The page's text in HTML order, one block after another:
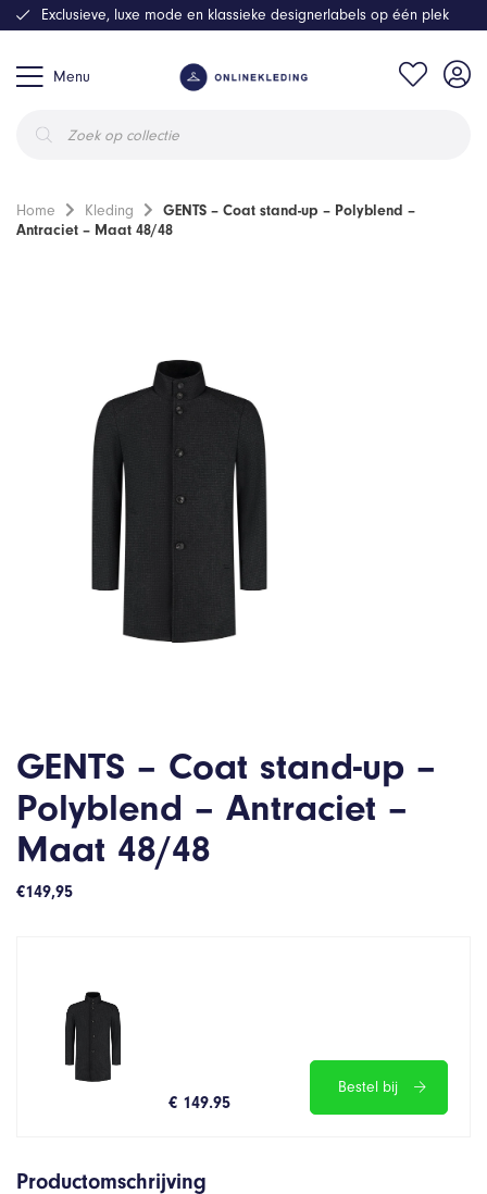
Menu
zoeken
Exclusieve, luxe mode en klassieke designerlabels op één plek
Home Kleding
GENTS – Coat stand-up – Polyblend –
Antraciet – Maat 48/48
GENTS – Coat stand-up –
Polyblend – Antraciet –
Maat 48/48
€149,95
€ 149.95
Bestel bij
Productomschrijving